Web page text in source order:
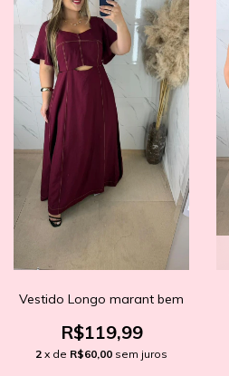
Vestido Longo marant bem
R$119,99
2 x de R$60,00 sem juros